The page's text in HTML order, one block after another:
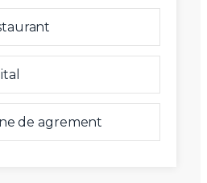
de agrement